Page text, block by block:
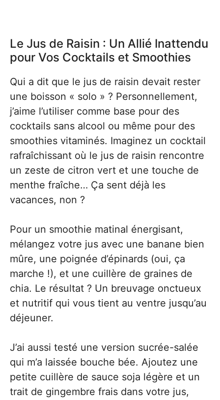
Le Jus de Raisin : Un Allié Inattendu
pour Vos Cocktails et Smoothies
Qui a dit que le jus de raisin devait rester
une boisson « solo » ? Personnellement,
j’aime l’utiliser comme base pour des
cocktails sans alcool ou même pour des
smoothies vitaminés. Imaginez un cocktail
rafraîchissant où le jus de raisin rencontre
un zeste de citron vert et une touche de
menthe fraîche… Ça sent déjà les
vacances, non ?
Pour un smoothie matinal énergisant,
mélangez votre jus avec une banane bien
mûre, une poignée d’épinards (oui, ça
marche !), et une cuillère de graines de
chia. Le résultat ? Un breuvage onctueux
et nutritif qui vous tient au ventre jusqu’au
déjeuner.
J’ai aussi testé une version sucrée-salée
qui m’a laissée bouche bée. Ajoutez une
petite cuillère de sauce soja légère et un
trait de gingembre frais dans votre jus,